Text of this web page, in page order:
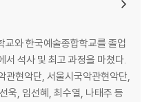
교와 한국예술종합학교를 졸업
석사 및 최고 과정을 마쳤다.
관현악단, 서울시국악관현악단,
욱, 임선혜, 최수열, 나태주 등